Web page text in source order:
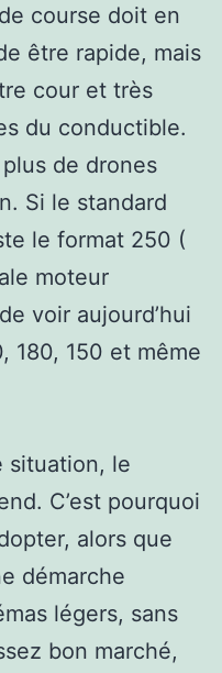
course doit en
être rapide, mais
cour et très
du conductible.
de drones
Si le standard
le format 250 (
moteur
voir aujourd’hui
180, 150 et même
situation, le
C’est pourquoi
alors que
démarche
légers, sans
bon marché,